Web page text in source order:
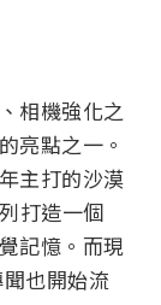
相機強化之
亮點之一。
主打的沙漠
打造一個
記憶。而現
也開始流